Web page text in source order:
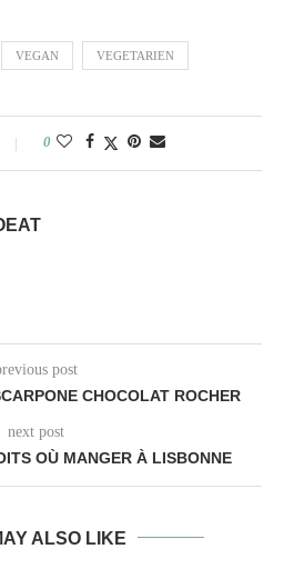
VEGAN VEGETARIEN
0
post
CHOCOLAT ROCHER
next post
OÙ MANGER À LISBONNE
ALSO LIKE